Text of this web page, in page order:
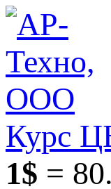
Курс
1$ =